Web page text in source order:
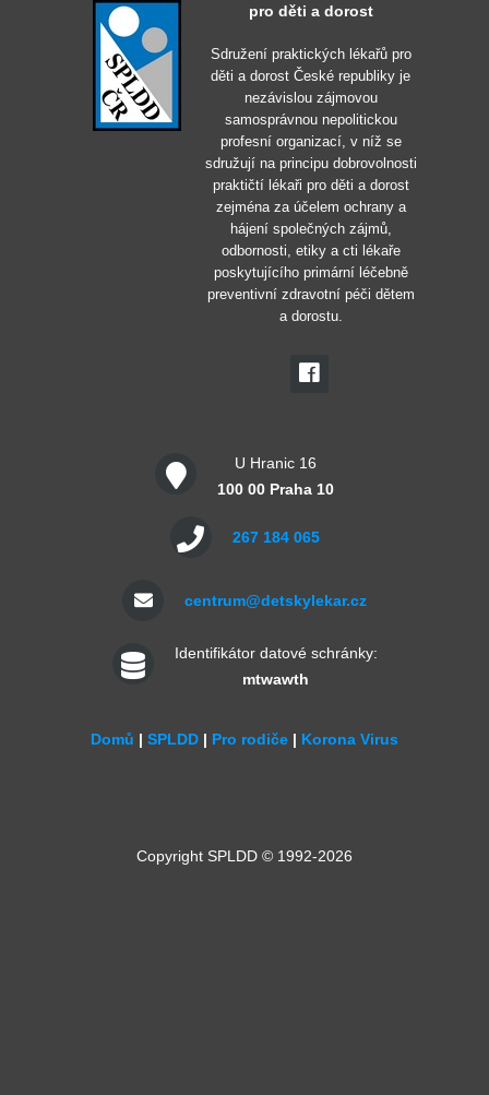
pro děti a dorost
Sdružení praktických lékařů pro
děti a dorost České republiky je
nezávislou zájmovou
samosprávnou nepolitickou
profesní organizací, v níž se
sdružují na principu dobrovolnosti
praktičtí lékaři pro děti a dorost
zejména za účelem ochrany a
hájení společných zájmů,
odbornosti, etiky a cti lékaře
poskytujícího primární léčebně
preventivní zdravotní péči dětem
a dorostu.
U Hranic 16
100 00 Praha 10
267 184 065
centrum@detskylekar.cz
Identifikátor datové schránky:
mtwawth
Domů | SPLDD | Pro rodiče | Korona Virus
Copyright SPLDD © 1992-2026